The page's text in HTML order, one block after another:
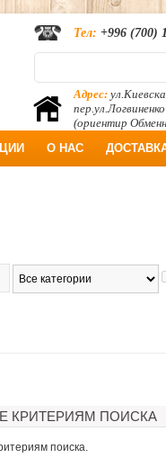
Адрес:
пер.ул.Логвиненко
(ориентир
Тел: +996 (700)
О НАС
КРИТЕРИЯМ ПОИСКА
поиска.